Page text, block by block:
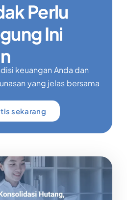
Perlu
Ini
keuangan Anda dan
yang jelas bersama
sekarang